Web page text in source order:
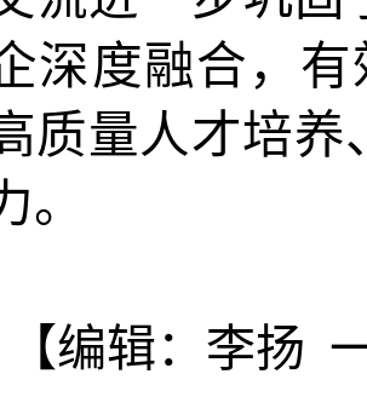
深度融合，
质量人才培
。
【编辑：李扬